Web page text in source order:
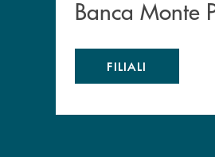
Banca Monte
FILIALI